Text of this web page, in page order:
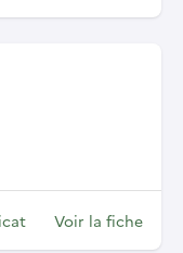
Voir la fiche